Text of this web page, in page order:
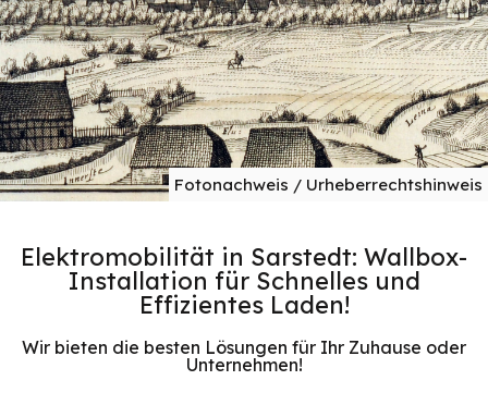
Fotonachweis / Urheberrechtshinweis
Elektromobilität in Sarstedt: Wallbox-
Installation für Schnelles und
Effizientes Laden!
Wir bieten die besten Lösungen für Ihr Zuhause oder
Unternehmen!